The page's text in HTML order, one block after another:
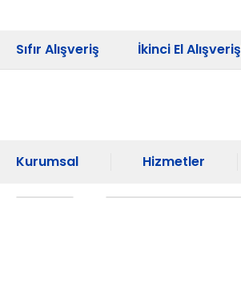
Sıfır Alışveriş İkinci El Alışveriş
Kurumsal Hizmetler